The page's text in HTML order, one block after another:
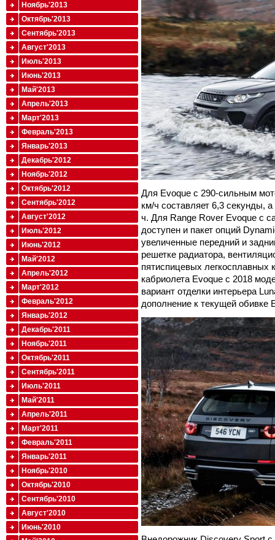
Для Evoque с 290-сильным
км/ч составляет 6,3 секунды,
ч. Для Range Rover Evoque с
доступен и пакет опций
увеличенные передний и
решетке радиатора,
пятиспицевых легкосплавных
кабриолета Evoque с 2018
вариант отделки интерьера
дополнение к текущей обивке
Ноябрь'2013
Октябрь'2013
Сентябрь'2013
Август'2013
Июль'2013
Июнь'2013
Май'2013
Апрель'2013
Март'2013
Февраль'2013
Январь'2013
Декабрь'2012
Ноябрь'2012
Октябрь'2012
Сентябрь'2012
Август'2012
Июль'2012
Июнь'2012
Май'2012
Апрель'2012
Март'2012
Февраль'2012
Январь'2012
Декабрь'2011
Ноябрь'2011
Октябрь'2011
Сентябрь'2011
Июль'2011
Май'2011
Апрель'2011
Март'2011
Февраль'2011
Январь'2011
Ноябрь'2010
Октябрь'2010
Сентябрь'2010
Август'2010
Июнь'2010